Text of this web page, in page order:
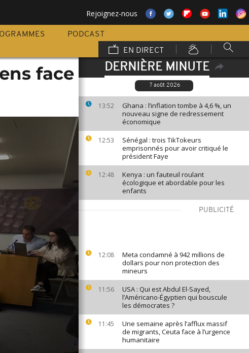
Rejoignez-nous
PODCAST
EN DIRECT
DERNIÈRE MINUTE
7 août 2026
13:52
Ghana : l’inflation tombe à 4,6 %, un
nouveau signe de redressement
économique
12:53
Sénégal : trois TikTokeurs
emprisonnés pour avoir critiqué le
président Faye
12:48
Kenya : un fauteuil roulant
écologique et abordable pour les
enfants
PUBLICITÉ
12:08
Meta condamné à 942 millions de
dollars pour non protection des
mineurs
11:56
USA : Qui est Abdul El-Sayed,
l’Américano-Égyptien qui bouscule
les démocrates ?
11:45
Une semaine après l’afflux massif
de migrants, Ceuta face à l’urgence
humanitaire
face